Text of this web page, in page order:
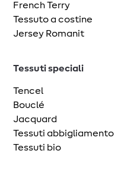
French Terry
Tessuto a costine
Jersey Romanit
Tessuti speciali
Tencel
Bouclé
Jacquard
Tessuti abbigliamento
Tessuti bio